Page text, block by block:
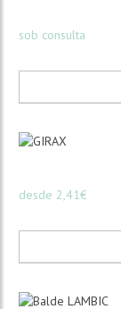
sob consulta
desde 2,41€